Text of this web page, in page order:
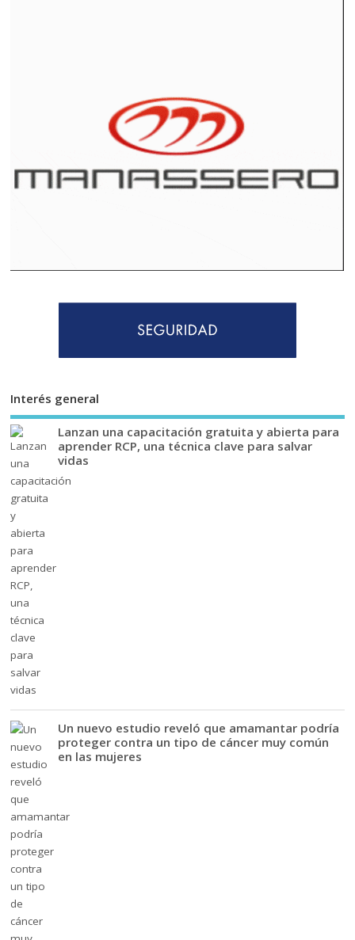
Interés general
Lanzan una capacitación gratuita y abierta para
aprender RCP, una técnica clave para salvar
vidas
Un nuevo estudio reveló que amamantar podría
proteger contra un tipo de cáncer muy común
en las mujeres